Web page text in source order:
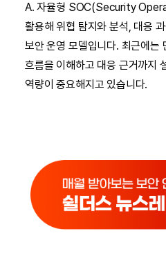
A. 자율형 SOC(Security
활용해 위협 탐지와 분석, 대응
보안 운영 모델입니다. 최근에는
흐름을 이해하고 대응 근거까지
역량이 중요해지고 있습니다.